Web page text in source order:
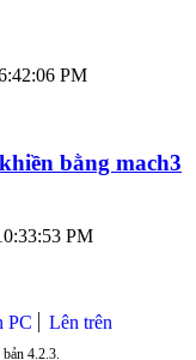
PM
bằng mach3
PM
PC Lên trên
4.2.3.